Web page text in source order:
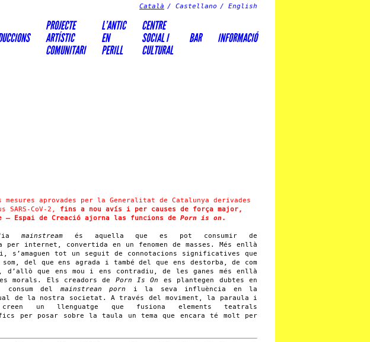
Català Castellano English
PROJECTE
ARTÍSTIC
COMUNITARI
L’ANTIC
EN
PERILL
CENTRE
SOCIAL I
CULTURAL
BAR INFORMACIÓ
mesures aprovades per la Generalitat de Catalunya derivades
SARS-CoV-2, fins a nou avís i per causes de força major,
– Espai de Creació ajorna las funcions de Porn is on .
mainstreamés aquella que es pot consumir de
per internet, convertida en un fenomen de masses. Més enllà
s’amaguen tot un seguit de connotacions significatives que
del que ens agrada i també del que ens destorba, de com
d’allò que ens mou i ens contradiu, de les ganes més enllà
morals. Els creadors de Porn Is On
es plantegen dubtes en
consum del mainstrean porn i la seva influència en la
de la nostra societat. A través del moviment, la paraula i
un llenguatge que fusiona elements teatrals
per posar sobre la taula un tema que encara té molt per